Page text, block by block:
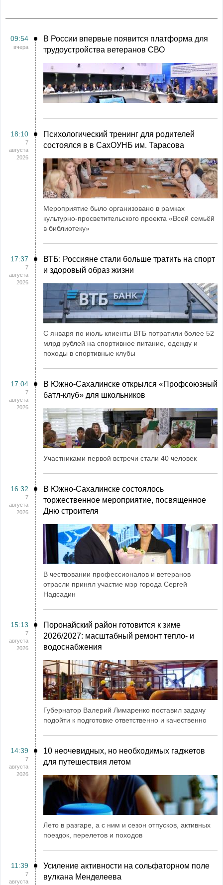
09:54
вчера
В России впервые появится платформа для
трудоустройства ветеранов СВО
18:10
7
августа
2026
Психологический тренинг для родителей
состоялся в в СахОУНБ им. Тарасова
Мероприятие было организовано в рамках
культурно-просветительского проекта «Всей семьёй
в библиотеку»
17:37
7
августа
2026
ВТБ: Россияне стали больше тратить на спорт
и здоровый образ жизни
С января по июль клиенты ВТБ потратили более 52
млрд рублей на спортивное питание, одежду и
походы в спортивные клубы
17:04
7
августа
2026
В Южно-Сахалинске открылся «Профсоюзный
батл-клуб» для школьников
Участниками первой встречи стали 40 человек
16:32
7
августа
2026
В Южно-Сахалинске состоялось
торжественное мероприятие, посвященное
Дню строителя
В чествовании профессионалов и ветеранов
отрасли принял участие мэр города Сергей
Надсадин
15:13
7
августа
2026
Поронайский район готовится к зиме
2026/2027: масштабный ремонт тепло- и
водоснабжения
Губернатор Валерий Лимаренко поставил задачу
подойти к подготовке ответственно и качественно
14:39
7
августа
2026
10 неочевидных, но необходимых гаджетов
для путешествия летом
Лето в разгаре, а с ним и сезон отпусков, активных
поездок, перелетов и походов
11:39
7
августа
Усиление активности на сольфаторном поле
вулкана Менделеева